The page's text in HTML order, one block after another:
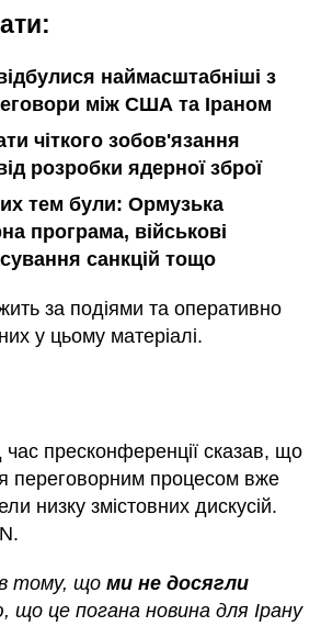
наймасштабніші з
між США та Іраном
чіткого зобов'язання
розробки ядерної зброї
тем були: Ормузька
програма, військові
санкцій тощо
за подіями та оперативно
у цьому матеріалі.
пресконференції сказав, що
переговорним процесом вже
низку змістовних дискусій.
тому, що ми не досягли
що це погана новина для Ірану